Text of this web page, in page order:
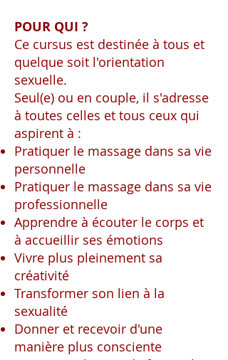
POUR QUI ?
Ce cursus est destinée à tous et
quelque soit l'orientation
sexuelle.
Seul(e) ou en couple, il s'adresse
à toutes celles et tous ceux qui
aspirent à :
Pratiquer le massage dans sa vie
personnelle
Pratiquer le massage dans sa vie
professionnelle
Apprendre à écouter le corps et
à accueillir ses émotions
Vivre plus pleinement sa
créativité
Transformer son lien à la
sexualité
Donner et recevoir d'une
manière plus consciente